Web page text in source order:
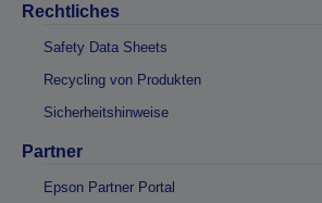
Rechtliches
Safety Data Sheets
Recycling von Produkten
Sicherheitshinweise
Partner
Epson Partner Portal